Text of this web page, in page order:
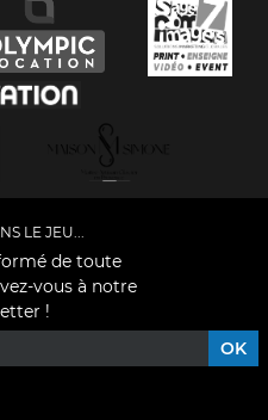
LE JEU...
de toute
vous à notre
!